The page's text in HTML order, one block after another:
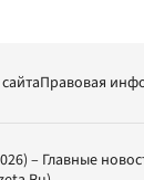
Правовая
– Главные